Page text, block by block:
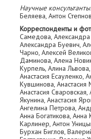
Научные консультанты:
Беляева, Антон Степнов
Корреспонденты и
Самедова, Александра
Александра Буевич,
Чарно, Алексей
Даминова, Алена
Курпель, Алина
Анастасия Есауленко,
Кувшинова, Анастасия
Анастасия
Якунина, Анастасия
Ангелина Петрова,
Анна Богатикова,
Карлинер, Антон
Бурхан Биглов,